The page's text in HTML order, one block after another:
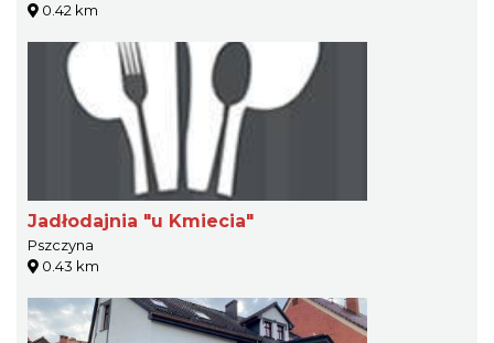
0.42 km
Jadłodajnia "u Kmiecia"
Pszczyna
0.43 km